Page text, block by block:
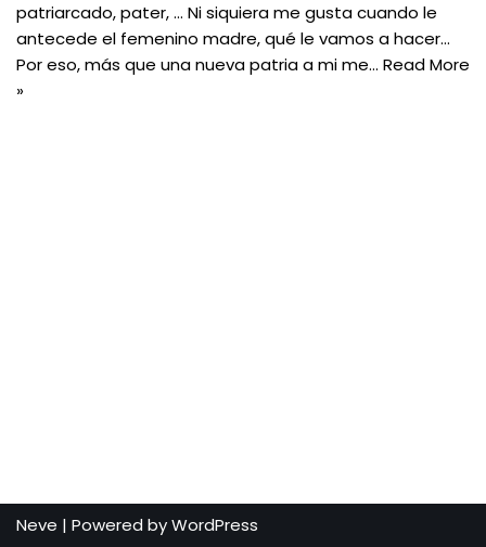
patriarcado, pater, … Ni siquiera me gusta cuando le
antecede el femenino madre, qué le vamos a hacer…
Por eso, más que una nueva patria a mi me… Read More
»
Neve | Powered byWordPress